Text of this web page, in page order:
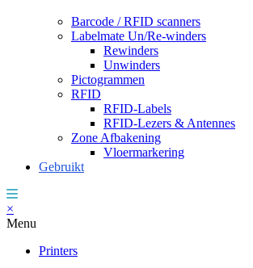
Barcode / RFID scanners
Labelmate Un/Re-winders
Rewinders
Unwinders
Pictogrammen
RFID
RFID-Labels
RFID-Lezers & Antennes
Zone Afbakening
Vloermarkering
Gebruikt
×
Menu
Printers